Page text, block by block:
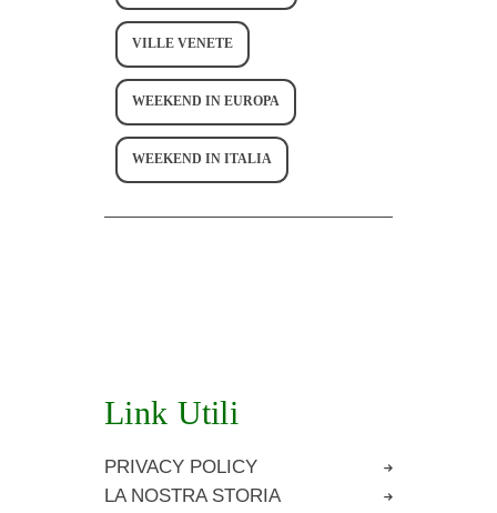
VILLE VENETE
WEEKEND IN EUROPA
WEEKEND IN ITALIA
Link Utili
PRIVACY POLICY
LA NOSTRA STORIA